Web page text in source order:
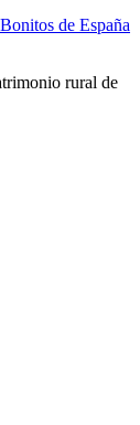
de España
rural de